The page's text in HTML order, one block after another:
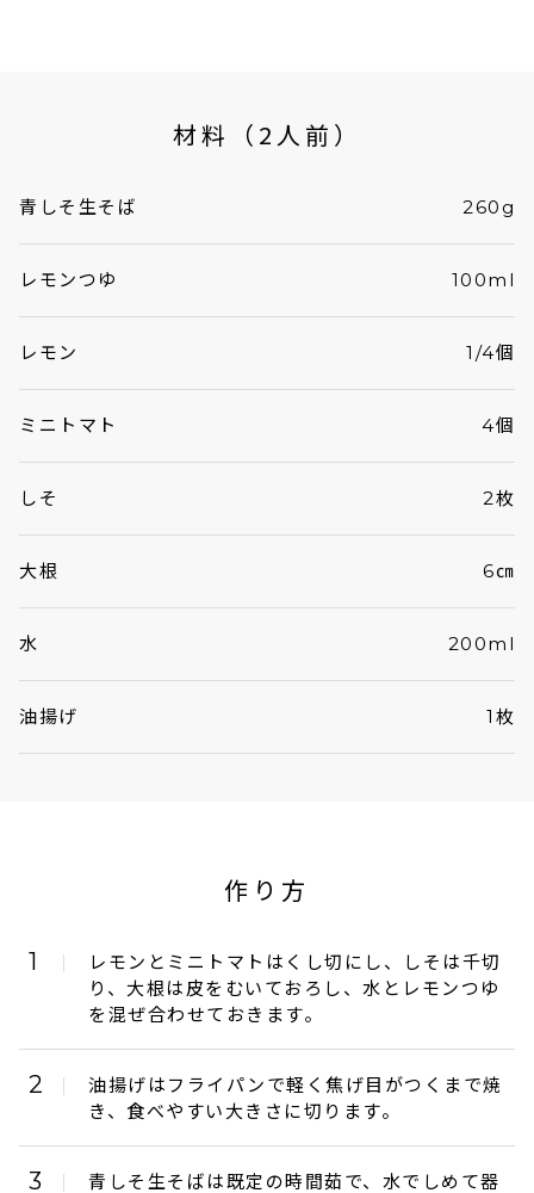
材料（2人前）
青しそ生そば 260g
レモンつゆ 100ml
レモン 1/4個
ミニトマト 4個
しそ 2枚
大根 6㎝
水 200ml
油揚げ 1枚
作り方
1
レモンとミニトマトはくし切にし、しそは千切
り、大根は皮をむいておろし、水とレモンつゆ
を混ぜ合わせておきます。
2
油揚げはフライパンで軽く焦げ目がつくまで焼
き、食べやすい大きさに切ります。
3 青しそ生そばは既定の時間茹で、水でしめて器